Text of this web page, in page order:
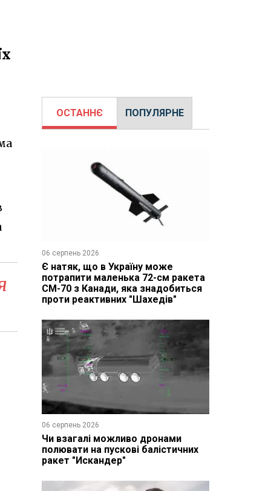
ОСТАННЄ ПОПУЛЯРНЕ
06 серпень 2026
Є натяк, що в Україну може
потрапити маленька 72-см ракета
CM-70 з Канади, яка знадобиться
проти реактивних "Шахедів"
06 серпень 2026
Чи взагалі можливо дронами
полювати на пускові балістичних
ракет "Искандер"